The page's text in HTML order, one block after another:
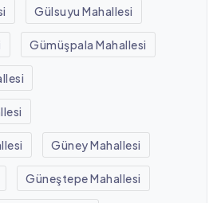
Gülsuyu Mahallesi
Gümüşpala Mahallesi
Güney Mahallesi
Güneştepe Mahallesi